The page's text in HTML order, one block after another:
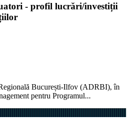
- profil lucrări/investiții
București-Ilfov (ADRBI), în
pentru Programul...